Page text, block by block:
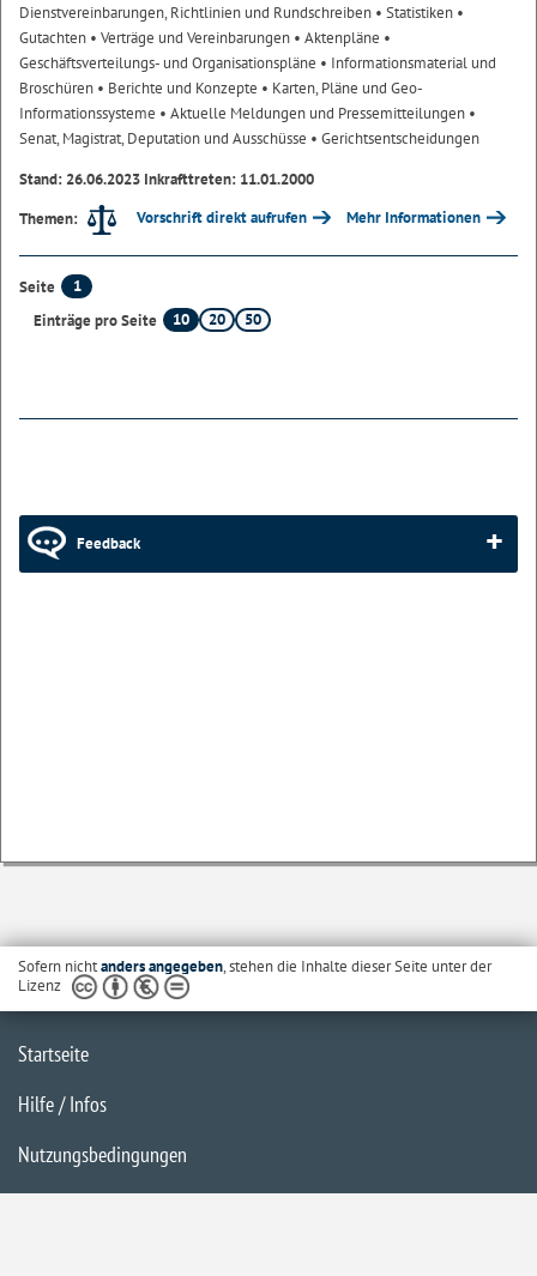
Dienstvereinbarungen, Richtlinien und Rundschreiben • Statistiken •
Gutachten • Verträge und Vereinbarungen • Aktenpläne •
Geschäftsverteilungs- und Organisationspläne • Informationsmaterial und
Broschüren • Berichte und Konzepte • Karten, Pläne und Geo-
Informationssysteme • Aktuelle Meldungen und Pressemitteilungen •
Senat, Magistrat, Deputation und Ausschüsse • Gerichtsentscheidungen
Stand: 26.06.2023 Inkrafttreten: 11.01.2000
Themen:
Vorschrift direkt aufrufen Mehr Informationen
Seite
1
Einträge pro Seite
10 20 50
Feedback
Sofern nichtanders angegeben, stehen die Inhalte dieser Seite unter der
Lizenz
Startseite
Hilfe / Infos
Nutzungsbedingungen